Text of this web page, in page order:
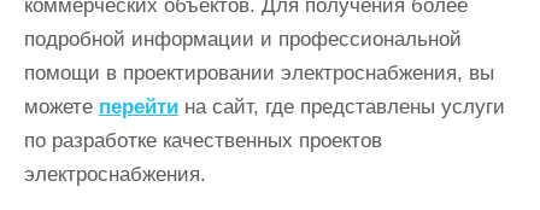
коммерческих объектов. Для получения более
подробной информации и профессиональной
помощи в проектировании электроснабжения, вы
можете перейти на сайт, где представлены услуги
по разработке качественных проектов
электроснабжения.